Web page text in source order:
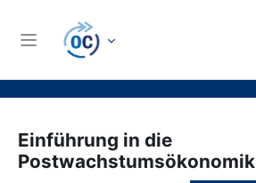
Website-Übersicht
Einführung in die
Postwachstumsökonomik